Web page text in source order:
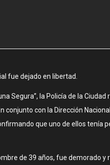
fue dejado en libertad.
Segura”, la Policía de la
conjunto con la Dirección
que uno de ellos tenía
de 39 años, fue demorado